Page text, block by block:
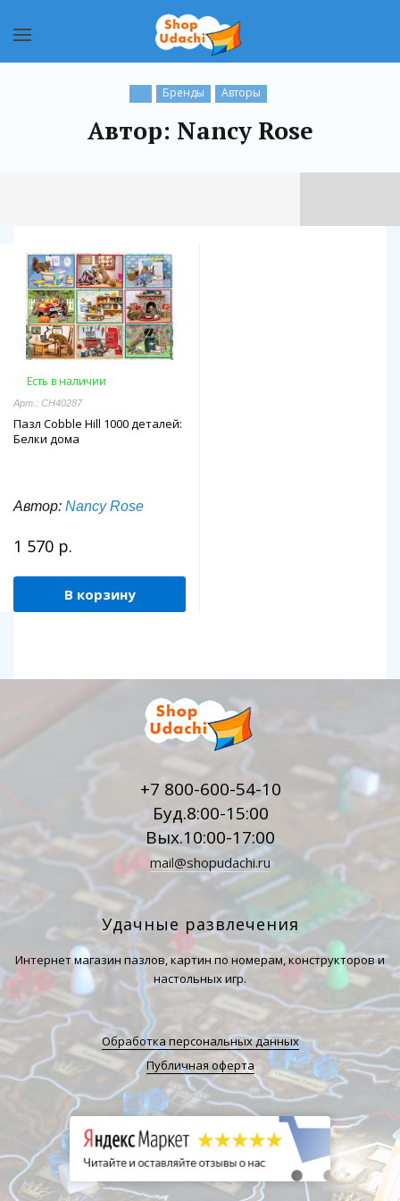
Бренды Авторы
Автор: Nancy Rose
Есть в наличии
Арт.: CH40287
Пазл Cobble Hill 1000 деталей:
Белки дома
Автор: Nancy Rose
1 570 р.
В корзину
+7 800-600-54-10
Буд.8:00-15:00
Вых.10:00-17:00
mail@shopudachi.ru
Удачные развлечения
Интернет магазин пазлов, картин по номерам, конструкторов и
настольных игр.
Обработка персональных данных
Публичная оферта